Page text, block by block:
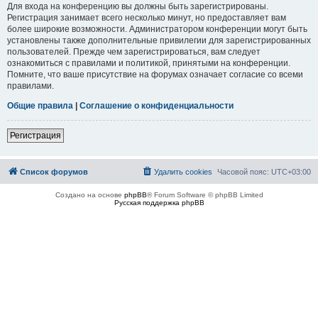
Для входа на конференцию вы должны быть зарегистрированы.
Регистрация занимает всего несколько минут, но предоставляет вам
более широкие возможности. Администратором конференции могут быть
установлены также дополнительные привилегии для зарегистрированных
пользователей. Прежде чем зарегистрироваться, вам следует
ознакомиться с правилами и политикой, принятыми на конференции.
Помните, что ваше присутствие на форумах означает согласие со всеми
правилами.
Общие правила | Соглашение о конфиденциальности
Регистрация
Список форумов Часовой пояс: UTC+03:00
Удалить cookies
Создано на основе phpBB® Forum Software © phpBB Limited
Русская поддержка phpBB